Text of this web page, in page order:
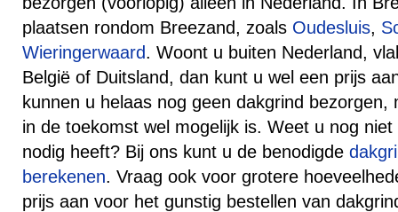
plaatsen rondom Breezand, zoals Oudesluis,
Wieringerwaard. Woont u buiten Nederland,
België of Duitsland, dan kunt u wel een prijs
kunnen u helaas nog geen dakgrind bezorgen,
in de toekomst wel mogelijk is. Weet u nog
nodig heeft? Bij ons kunt u de benodigde
berekenen. Vraag ook voor grotere
prijs aan voor het gunstig bestellen van